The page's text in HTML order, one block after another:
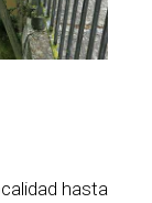
hasta